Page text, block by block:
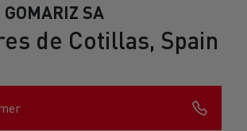
SA
de Cotillas, Spain